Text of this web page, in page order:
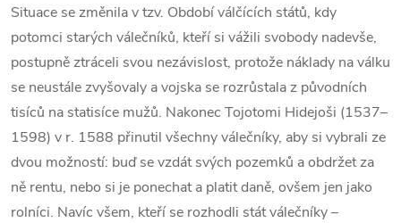
Situace se změnila v tzv. Období válčících států, kdy
potomci starých válečníků, kteří si vážili svobody nadevše,
postupně ztráceli svou nezávislost, protože náklady na válku
se neustále zvyšovaly a vojska se rozrůstala z původních
tisíců na statisíce mužů. Nakonec Tojotomi Hidejoši (1537–
1598) v r. 1588 přinutil všechny válečníky, aby si vybrali ze
dvou možností: buď se vzdát svých pozemků a obdržet za
ně rentu, nebo si je ponechat a platit daně, ovšem jen jako
rolníci. Navíc všem, kteří se rozhodli stát válečníky –